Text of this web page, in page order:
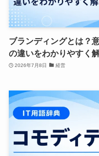
ブランディングとは？
の違いをわかりやすく
2026年7月8日 経営